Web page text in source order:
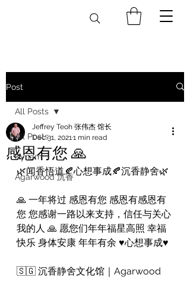
Post
All Posts
Kynam
Agarwood 沉香
All Posts
感恩有您 🙏
Jeffrey Teoh 张伟杰 馆长
Dec 31, 2021 1 min read
🌿闻香悟道🍂心想事成🍂沉香静舍🌿
🙏 一年将过 感恩有您 感恩有感恩有
您 您感谢一路以来支持，信任与关心
我的人 🙏 愿您们年年福星高照 幸福
快乐 身体安康 年年有余 ♥️心想事成♥️
🇸🇬 沉香静舍文化馆｜Agarwood